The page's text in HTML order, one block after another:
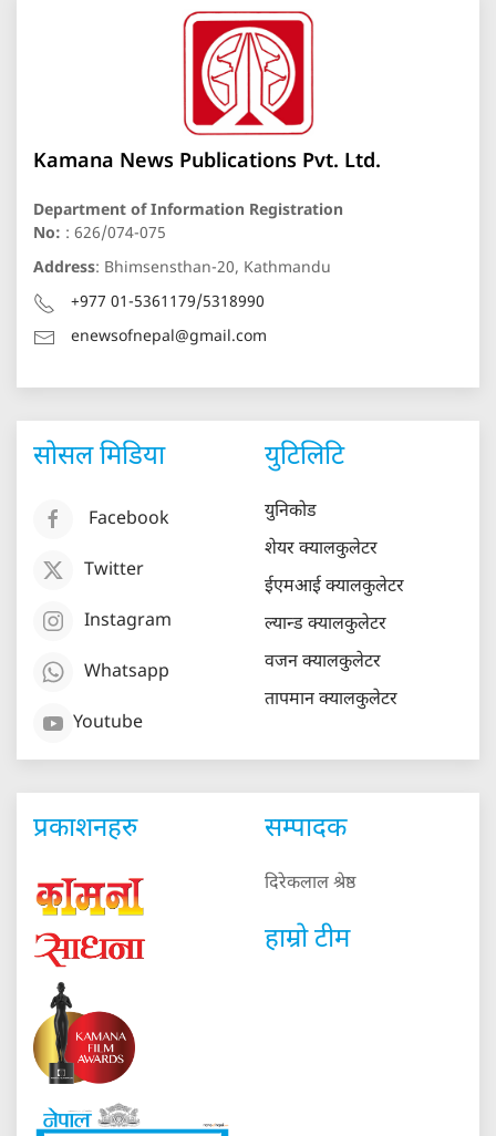
Kamana News Publications Pvt. Ltd.
Department of Information Registration
No: : 626/074-075
Address: Bhimsensthan-20, Kathmandu
+977 01-5361179/5318990
enewsofnepal@gmail.com
सोसल मिडिया
Facebook
Twitter
Instagram
Whatsapp
Youtube
युटिलिटि
युनिकोड
शेयर क्यालकुलेटर
ईएमआई क्यालकुलेटर
ल्यान्ड क्यालकुलेटर
वजन क्यालकुलेटर
तापमान क्यालकुलेटर
प्रकाशनहरु सम्पादक
दिरेकलाल श्रेष्ठ
हाम्रो टीम